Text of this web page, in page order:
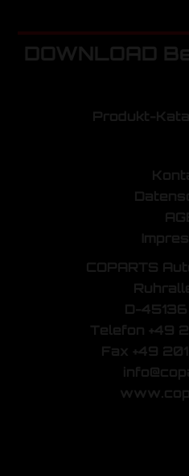
DOWNLOAD
Produkt-
COPARTS
D-
Telefon +49
Fax +49